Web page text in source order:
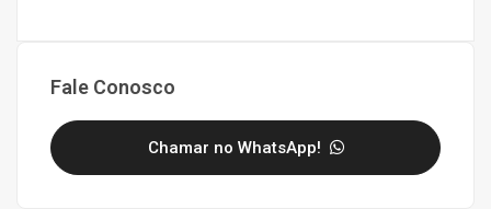
Fale Conosco
Chamar no WhatsApp!